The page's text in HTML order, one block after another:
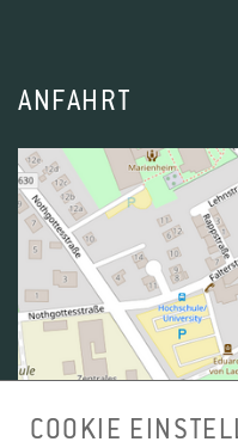
ANFAHRT
COOKIE